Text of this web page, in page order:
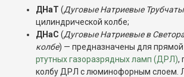
ДНаТ (Дуговые Натриевые
цилиндрической колбе;
ДНаС (Дуговые Натриевые в
колбе) — предназначены для
ртутных газоразрядных ламп (ДРЛ),
колбу ДРЛ с люминофорным слоем.